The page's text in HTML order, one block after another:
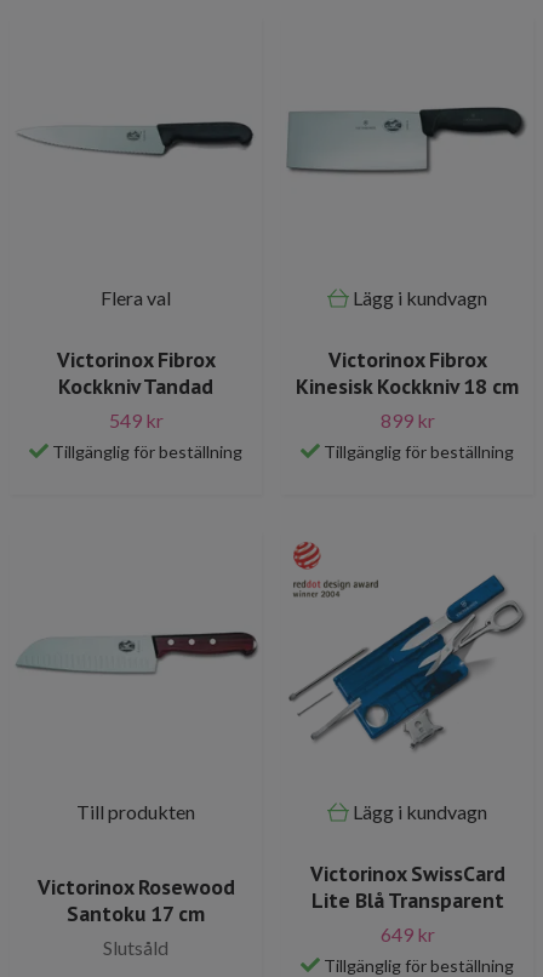
Flera val
Victorinox Fibrox
Kockkniv Tandad
549 kr
Tillgänglig för beställning
Lägg i kundvagn
Victorinox Fibrox
Kinesisk Kockkniv 18 cm
899 kr
Tillgänglig för beställning
Till produkten
Victorinox Rosewood
Santoku 17 cm
Slutsåld
Lägg i kundvagn
Victorinox SwissCard
Lite Blå Transparent
649 kr
Tillgänglig för beställning